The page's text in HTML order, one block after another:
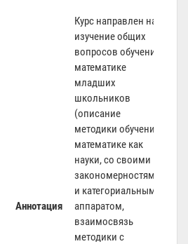
Аннотация
Курс направлен на
изучение общих
вопросов обучения
математике
младших
школьников
(описание
методики обучения
математике как
науки, со своими
закономерностями
и категориальным
аппаратом,
взаимосвязь
методики с